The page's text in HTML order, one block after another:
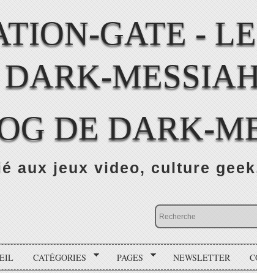
DE DARK-
aux jeux video, culture
CATÉGORIES PAGES NEWSLETTER